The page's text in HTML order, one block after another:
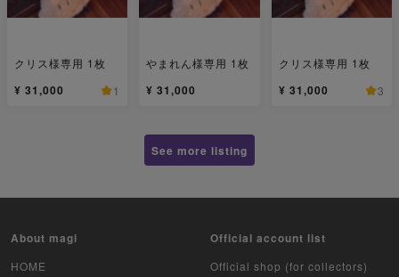
クリス様専用 1枚
¥ 31,000 1
やまれん様専用 1枚
¥ 31,000
クリス様専用 1枚
¥ 31,000 3
See more listing
About magi
HOME
Official account list
Official shop (for collectors)